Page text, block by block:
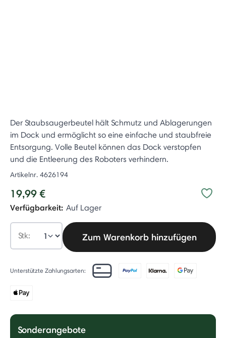
Der Staubsaugerbeutel hält Schmutz und Ablagerungen
im Dock und ermöglicht so eine einfache und staubfreie
Entsorgung. Volle Beutel können das Dock verstopfen
und die Entleerung des Roboters verhindern.
Artikelnr. 4626194
19,99 €
Verfügbarkeit: Auf Lager
Stk: Zum Warenkorb hinzufügen
Unterstützte Zahlungsarten:
Sonderangebote